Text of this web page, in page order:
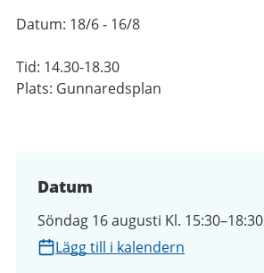
Datum: 18/6 - 16/8
Tid: 14.30-18.30
Plats: Gunnaredsplan
Datum
Söndag 16 augusti Kl. 15:30–18:30
Lägg till i kalendern